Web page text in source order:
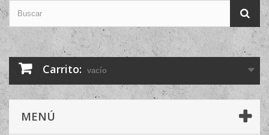
Carrito: vacío
MENÚ